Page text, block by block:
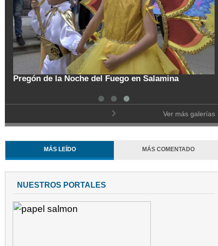
Pregón de la Noche del Fuego en Salamina
Ver más galerías
MÁS LEÍDO MÁS COMENTADO
NUESTROS PORTALES